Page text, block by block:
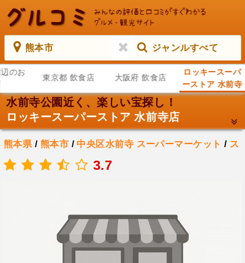
熊本市 ジャンルすべて
のお
東京都 飲食店 大阪府 飲食店
ロッキースーパ
ーストア 水前寺
店
水前寺公園近く、楽しい宝探し！
ロッキースーパーストア 水前寺店
熊本県 / 熊本市 /中央区水前寺 スーパーマーケット / ス
.
3.7